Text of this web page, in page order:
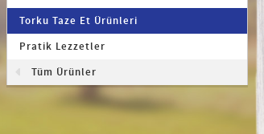
Torku Taze Et Ürünleri
Pratik Lezzetler
Tüm Ürünler